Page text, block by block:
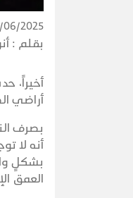
2025, 13:45:32
بقلم :
أخيراً،
أراضي
بصرف
أنه لا
بشكلٍ
العمق